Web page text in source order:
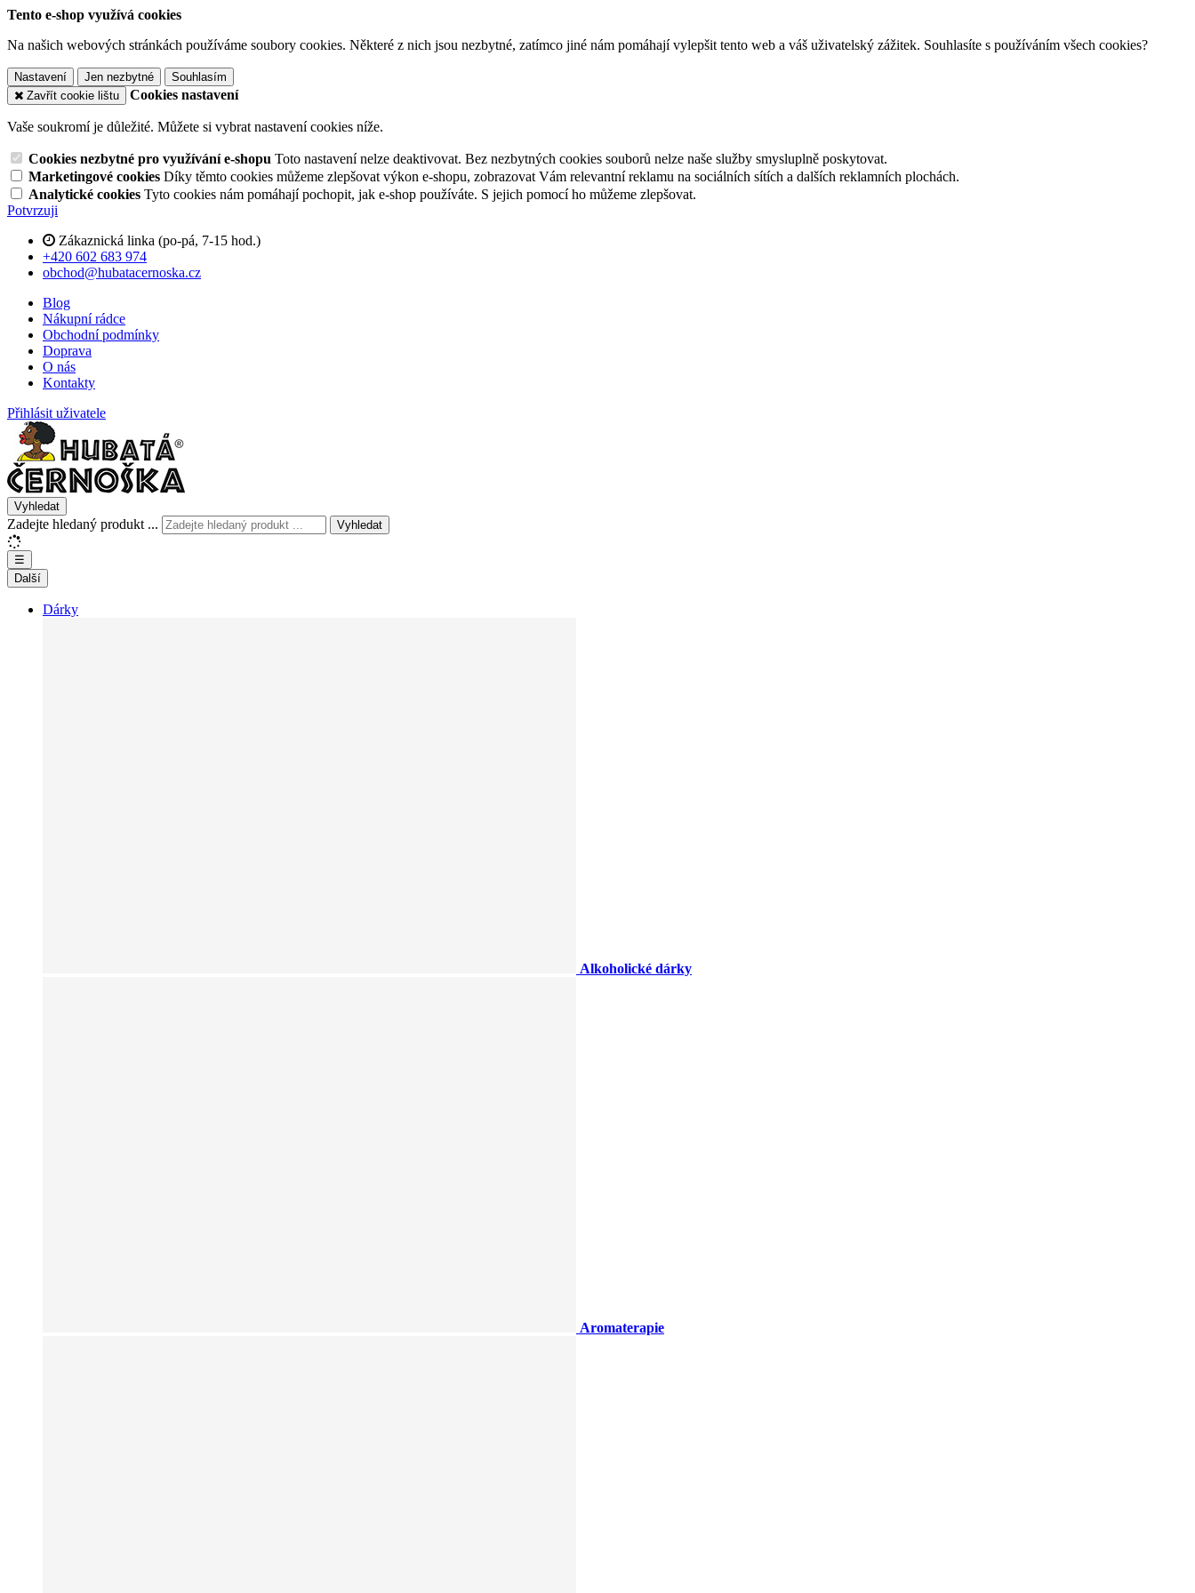
Tento e-shop využívá cookies
Na našich webových stránkách používáme soubory cookies. Některé z nich jsou nezbytné, zatímco jiné nám pomáhají vylepšit tento web a váš uživatelský zážitek. Souhlasíte s používáním všech cookies?
Nastavení Jen nezbytné
Souhlasím
Zavřít cookie lištu
Cookies nastavení
Vaše soukromí je důležité. Můžete si vybrat nastavení cookies níže.
Cookies nezbytné pro využívání e-shopu Toto nastavení nelze deaktivovat. Bez nezbytných cookies souborů nelze naše služby smysluplně poskytovat.
Marketingové cookies Díky těmto cookies můžeme zlepšovat výkon e-shopu, zobrazovat Vám relevantní reklamu na sociálních sítích a dalších reklamních plochách.
Analytické cookies Tyto cookies nám pomáhají pochopit, jak e-shop používáte. S jejich pomocí ho můžeme zlepšovat.
Potvrzuji
Zákaznická linka (po-pá, 7-15 hod.)
+420 602 683 974
obchod@hubatacernoska.cz
Blog
Nákupní rádce
Obchodní podmínky
Doprava
O nás
Kontakty
Přihlásit uživatele
Vyhledat
Zadejte hledaný produkt ... Vyhledat
☰
Další
Dárky
Alkoholické dárky
Aromaterapie